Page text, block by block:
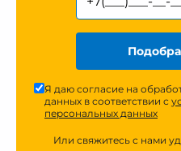
Я даю согласие на
данных в соответствии с
персональных данных
Или свяжитесь с нами